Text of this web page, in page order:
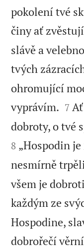
pokolení tvé
činy ať
slávě a
tvých
ohromující
vyprávím. 

7
dobroty, o tvé
8 „Hospodin
nesmírně
všem je
každým ze
Hospodine,
dobrořečí